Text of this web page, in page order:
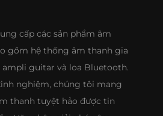
cấp các sản phẩm âm
gồm hệ thống âm thanh gia
ampli guitar và loa Bluetooth.
nghiệm, chúng tôi mang
thanh tuyệt hảo được tin